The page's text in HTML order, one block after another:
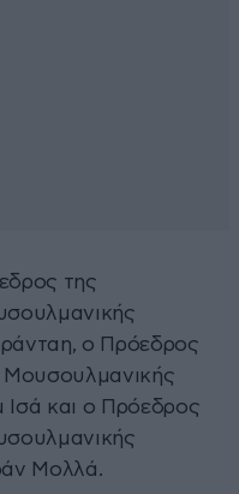
της
ο Πρόεδρος
Μουσουλμανικής
Ισά και ο Πρόεδρος
Μολλά.